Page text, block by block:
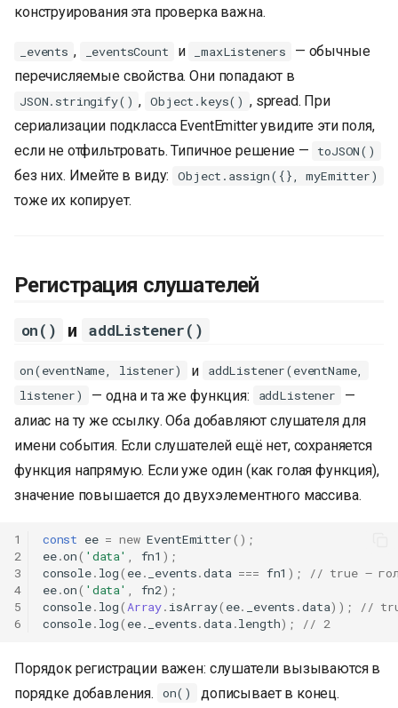
конструирования эта проверка важна.
_events , _eventsCount и _maxListeners
— обычные
перечисляемые свойства. Они попадают в
JSON.stringify() , Object.keys() , spread. При
сериализации подкласса EventEmitter увидите эти поля,
если не отфильтровать. Типичное решение —
toJSON()
без них. Имейте в виду: Object.assign({}, myEmitter)
тоже их копирует.
Регистрация слушателей
on() и addListener()
on(eventName, listener) и
addListener(eventName,
listener)
— одна и та же функция: addListener
—
алиас на ту же ссылку. Оба добавляют слушателя для
имени события. Если слушателей ещё нет, сохраняется
функция напрямую. Если уже один (как голая функция),
значение повышается до двухэлементного массива.
1
2
3
4
5
6
const ee = new EventEmitter();
ee.on( 'data' , fn1 );
console. log( ee. _events.data === fn1 );
// true —
ee.on( 'data' , fn2);
console. log(Array. isArray( ee. _events .data));
//
console. log( ee. _events.data.length); // 2
Порядок регистрации важен: слушатели вызываются в
порядке добавления.
on() дописывает в конец.